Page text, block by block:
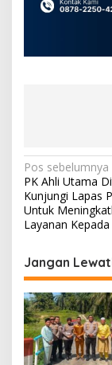
N
a
v
i
g
a
s
i
p
Pos sebelumnya
PK Ahli Utama
Kunjungi Lapas
Untuk
Layanan Kepada
Jangan